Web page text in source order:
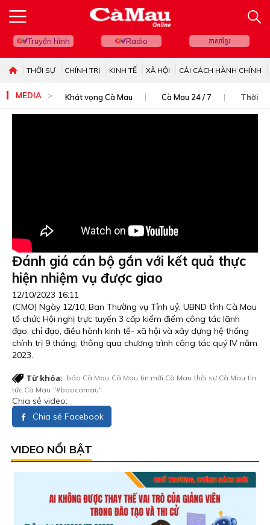
Truyền hình Radio ភាសាខ្មែរ
THỜI SỰ CHÍNH TRỊ KINH TẾ XÃ HỘI CẢI CÁCH HÀNH CHÍNH
MEDIA Khát vọng Cà Mau Cà Mau 24 / 7 Thời sự
Đánh giá cán bộ gắn với kết quả thực
hiện nhiệm vụ được giao
12/10/2023 16:11
(CMO) Ngày 12/10, Ban Thường vụ Tỉnh uỷ, UBND tỉnh Cà Mau
tổ chức Hội nghị trực tuyến 3 cấp kiểm điểm công tác lãnh
đạo, chỉ đạo, điều hành kinh tế- xã hội và xây dựng hệ thống
chính trị 9 tháng; thông qua chương trình công tác quý IV năm
2023.
Từ khóa: báo Cà Mau Cà Mau tin mới Cà Mau thời sự Cà Mau tin
tức Cà Mau "#baocamau"
Chia sẻ video:
Chia sẻ Facebook
VIDEO NỔI BẬT